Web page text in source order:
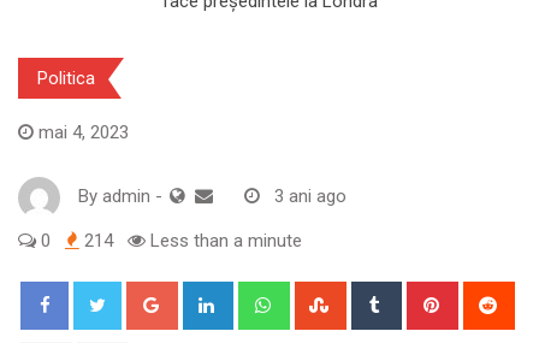
Politica
mai 4, 2023
By admin - 3 ani ago
0 214 Less than a minute
Google+ LinkedIn WhatsappStumbleUpon
Tumblr Pinterest